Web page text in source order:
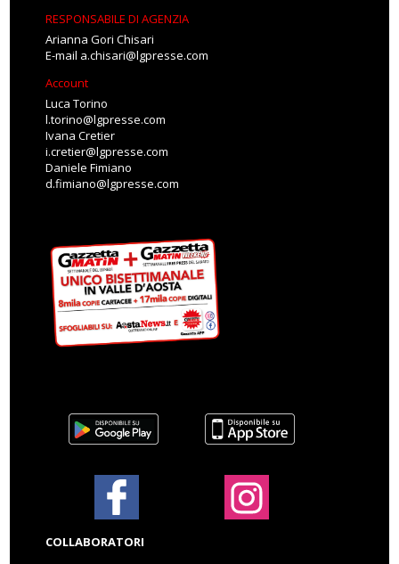
RESPONSABILE DI AGENZIA
Arianna Gori Chisari
E-mail a.chisari@lgpresse.com
Account
Luca Torino
l.torino@lgpresse.com
Ivana Cretier
i.cretier@lgpresse.com
Daniele Fimiano
d.fimiano@lgpresse.com
COLLABORATORI